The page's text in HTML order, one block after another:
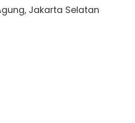
Jakarta Selatan